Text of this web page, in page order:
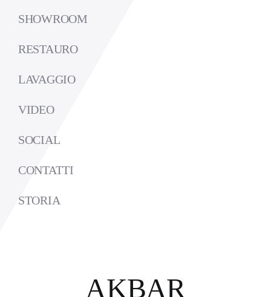
SHOWROOM
RESTAURO
LAVAGGIO
VIDEO
SOCIAL
CONTATTI
STORIA
AKBAR